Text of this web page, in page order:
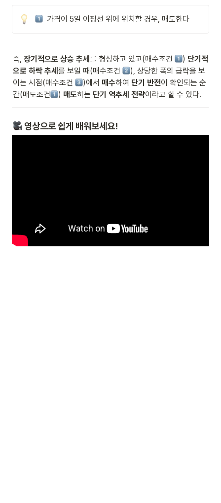
  가격이 5일 이평선 위에 위치할 경우, 매도한다
즉, 장기적으로 상승 추세 를 형성하고 있고(매수조건 ) 단기적
으로 하락 추세 를 보일 때(매수조건
), 상당한 폭의 급락을 보
이는 시점(매수조건
)에서 매수하여 단기 반전이 확인되는 순
간(매도조건
) 매도하는 단기 역추세 전략이라고 할 수 있다.
영상으로 쉽게 배워보세요!